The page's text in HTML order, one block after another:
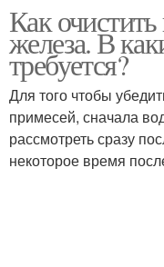
Как
железа. В
требуется?
Для того чтобы
примесей, сначала
рассмотреть сразу
некоторое время